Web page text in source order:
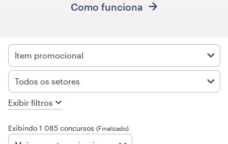
Como funciona
Item promocional
Todos os setores
Exibir filtros
Exibindo 1 085 concursos (Finalizado)
99designs Pro
Quero
design